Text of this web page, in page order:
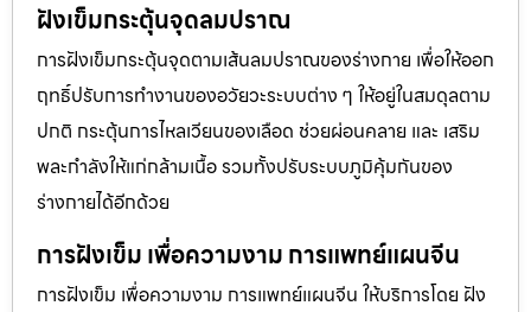
ฝังเข็มกระตุ้นจุดลมปราณ
การฝังเข็มกระตุ้นจุดตามเส้นลมปราณของร่างกาย เพื่อให้ออก
ฤทธิ์ปรับการทำงานของอวัยวะระบบต่าง ๆ ให้อยู่ในสมดุลตาม
ปกติ กระตุ้นการไหลเวียนของเลือด ช่วยผ่อนคลาย และ เสริม
พละกำลังให้แก่กล้ามเนื้อ รวมทั้งปรับระบบภูมิคุ้มกันของ
ร่างกายได้อีกด้วย
การฝังเข็ม เพื่อความงาม การแพทย์แผนจีน
การฝังเข็ม เพื่อความงาม การแพทย์แผนจีน ให้บริการโดย ฝัง